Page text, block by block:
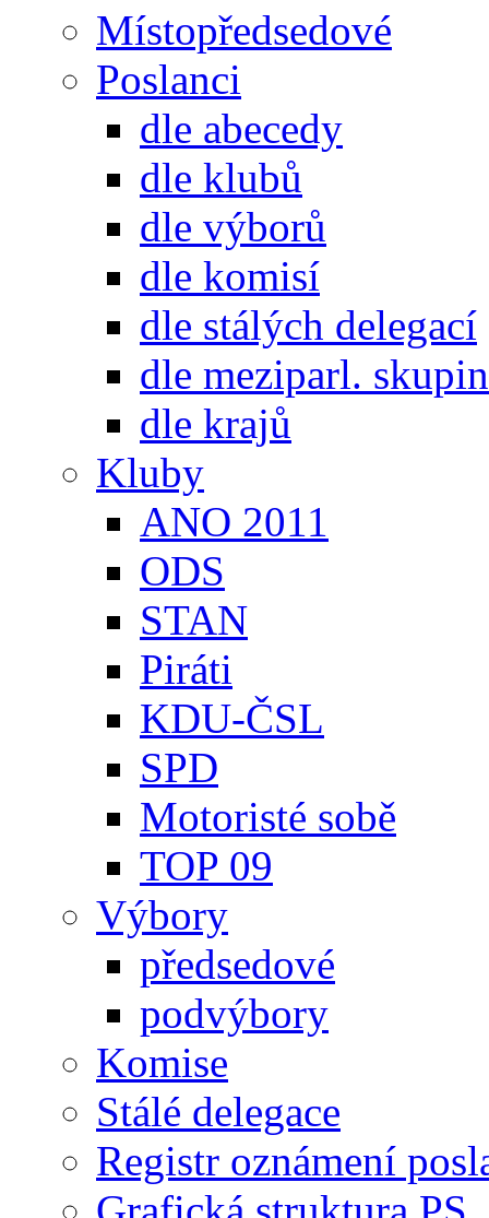
Místopředsedové
Poslanci
dle abecedy
dle klubů
dle výborů
dle komisí
dle stálých delegací
dle meziparl. skupin
dle krajů
Kluby
ANO 2011
ODS
STAN
Piráti
KDU-ČSL
SPD
Motoristé sobě
TOP 09
Výbory
předsedové
podvýbory
Komise
Stálé delegace
Registr oznámení